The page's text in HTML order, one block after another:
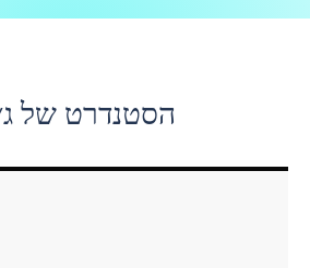
הסטנדרט של